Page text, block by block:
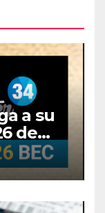
a su
de